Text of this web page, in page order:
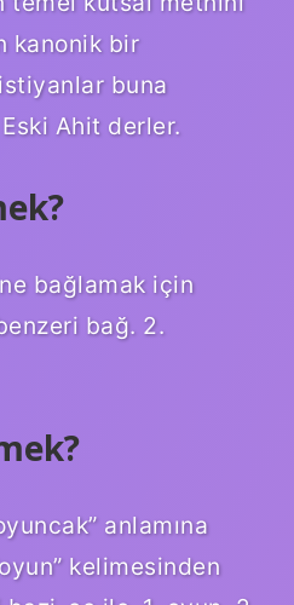
kanonik bir
buna
Ahit derler.
bağlamak için
bağ. 2.
anlamına
kelimesinden